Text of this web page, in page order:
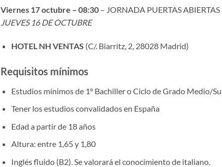
Viernes 17 octubre – 08:30 – JORNADA PUERTAS ABIERTAS
JUEVES 16 DE OCTUBRE
HOTEL NH VENTAS (C/. Biarritz, 2, 28028 Madrid)
Requisitos mínimos
Estudios mínimos de 1º Bachiller o Ciclo de Grado Medio/
Tener los estudios convalidados en España
Edad a partir de 18 años
Altura: entre 1,65 y 1,80
Inglés fluido (B2). Se valorará el conocimiento de italiano.